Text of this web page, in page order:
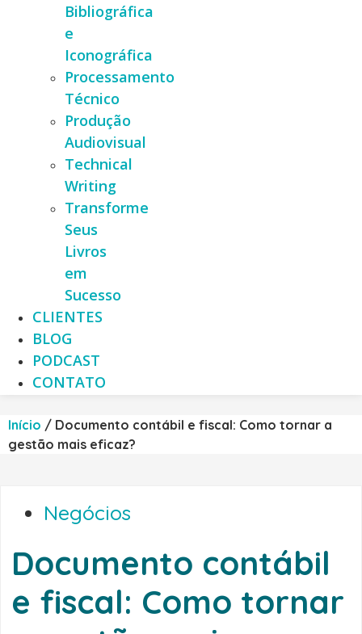
Bibliográfica
e
Iconográfica
Processamento
Técnico
Produção
Audiovisual
Technical
Writing
Transforme
Seus
Livros
em
Sucesso
CLIENTES
BLOG
PODCAST
CONTATO
Início / Documento contábil e fiscal: Como tornar a
gestão mais eficaz?
Negócios
Documento contábil
e fiscal: Como tornar